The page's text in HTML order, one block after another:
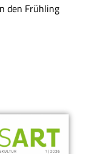
den Frühling